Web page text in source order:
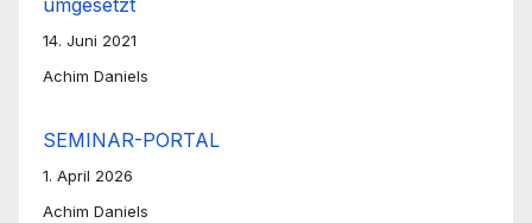
umgesetzt
14. Juni 2021
Achim Daniels
SEMINAR-PORTAL
1. April 2026
Achim Daniels